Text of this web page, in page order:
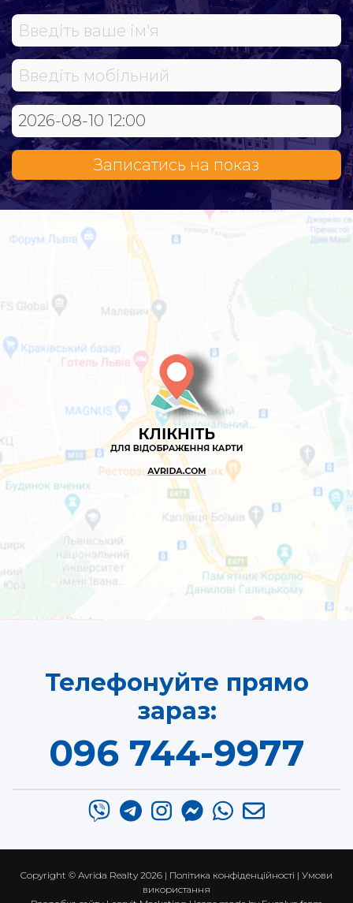
Записатись на показ
Телефонуйте прямо
зараз:
096 744-9977
Copyright © Avrida Realty 2026 | Політика конфіденційності | Умови
використання